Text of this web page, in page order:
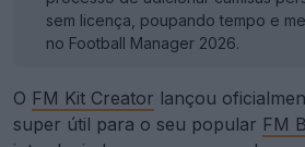
sem licença, poupando tempo e
no Football Manager 2026.
O FM Kit Creator lançou
super útil para o seu popular FM